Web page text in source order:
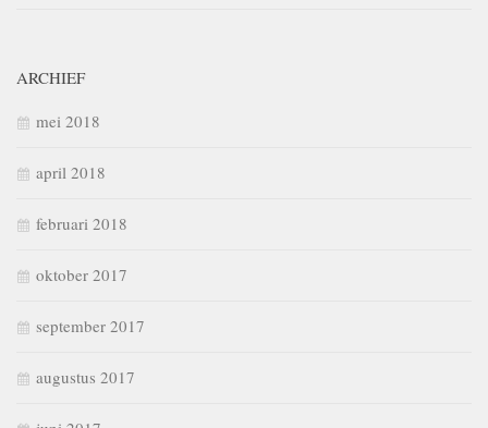
ARCHIEF
mei 2018
april 2018
februari 2018
oktober 2017
september 2017
augustus 2017